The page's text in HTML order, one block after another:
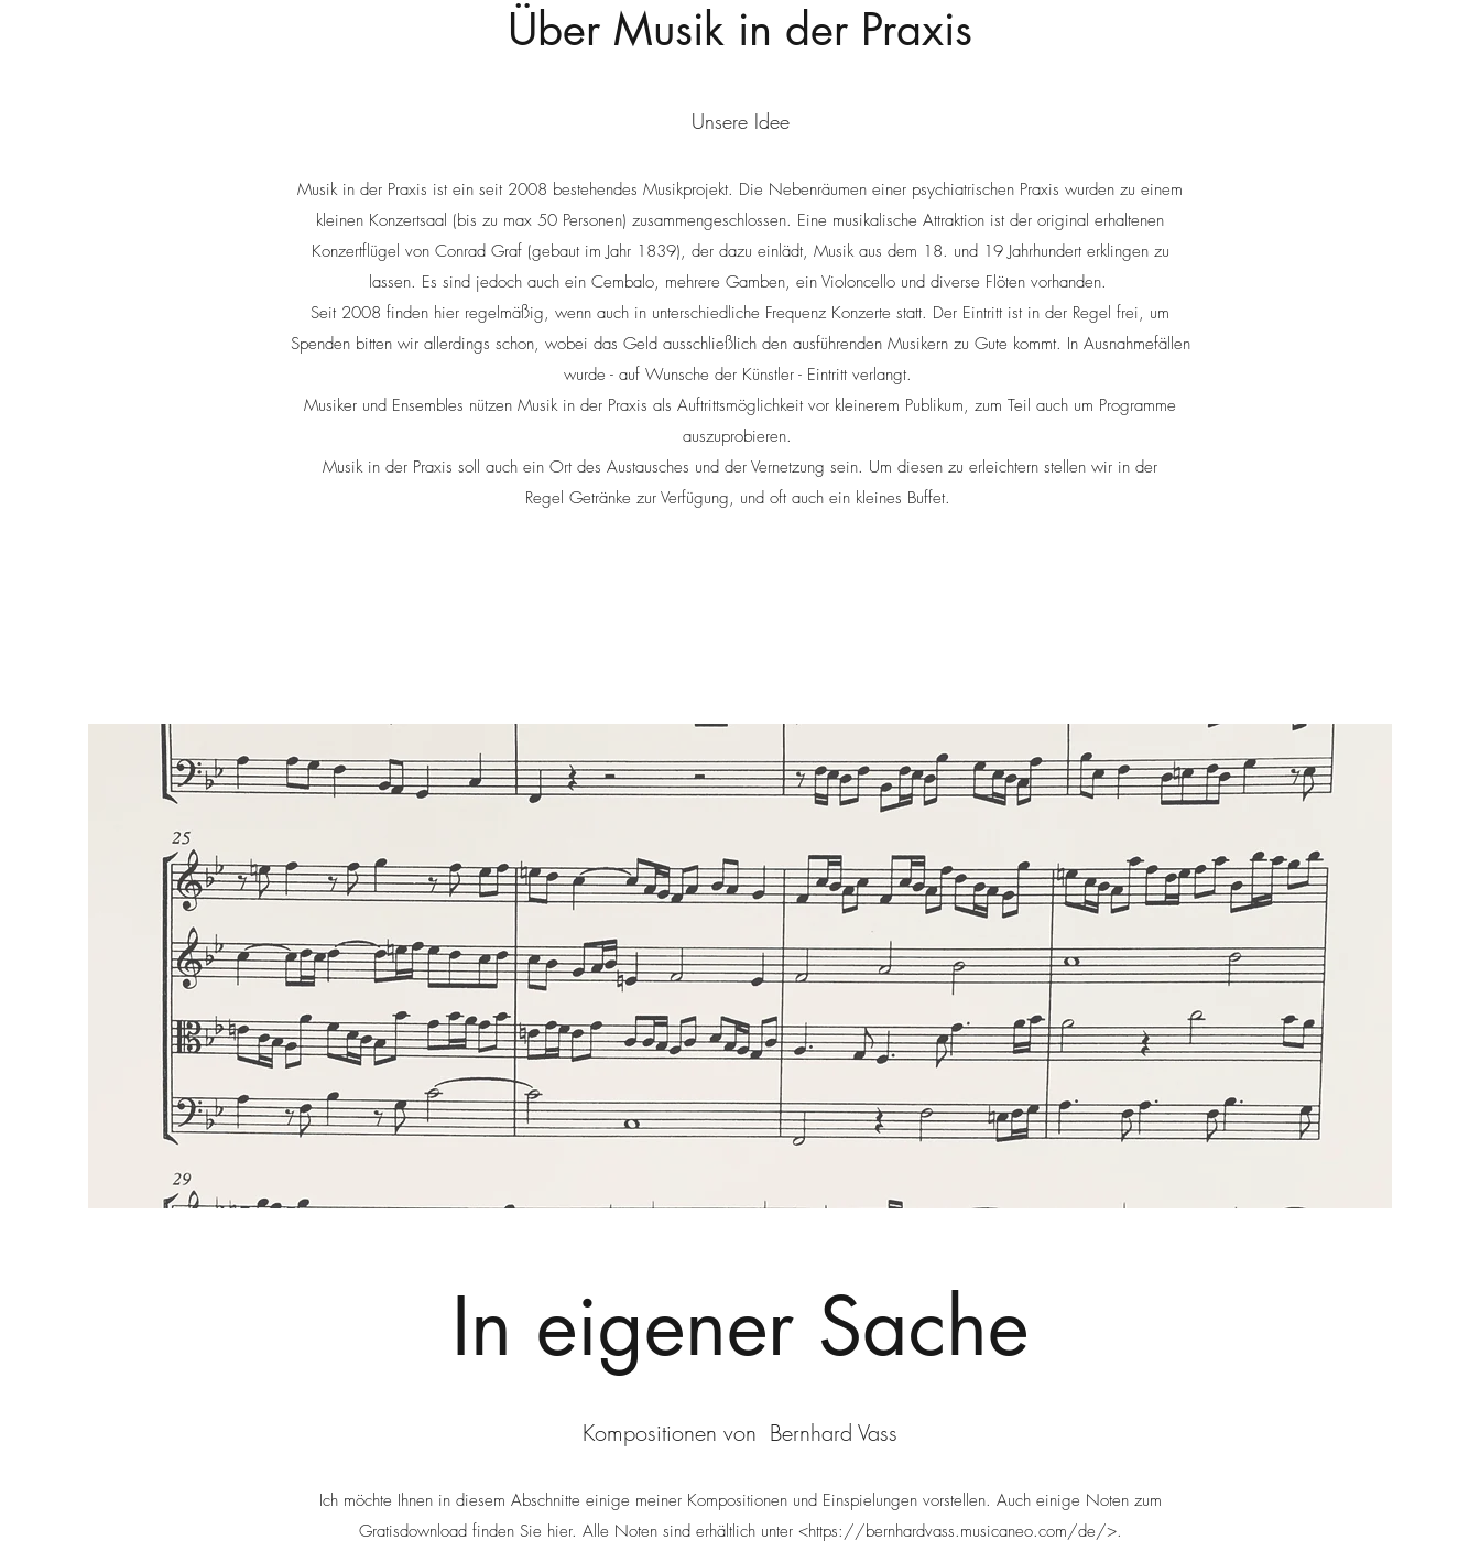
Über Musik in der Praxis
Unsere Idee
Musik in der Praxis ist ein seit 2008 bestehendes Musikprojekt. Die Nebenräumen einer psychiatrischen Praxis wurden zu einem
kleinen Konzertsaal (bis zu max 50 Personen) zusammengeschlossen. Eine musikalische Attraktion ist der original erhaltenen
Konzertflügel von Conrad Graf (gebaut im Jahr 1839), der dazu einlädt, Musik aus dem 18. und 19 Jahrhundert erklingen zu
lassen. Es sind jedoch auch ein Cembalo, mehrere Gamben, ein Violoncello und diverse Flöten vorhanden.
Seit 2008 finden hier regelmäßig, wenn auch in unterschiedliche Frequenz Konzerte statt. Der Eintritt ist in der Regel frei, um
Spenden bitten wir allerdings schon, wobei das Geld ausschließlich den ausführenden Musikern zu Gute kommt. In Ausnahmefällen
wurde - auf Wunsche der Künstler - Eintritt verlangt.
Musiker und Ensembles nützen Musik in der Praxis als Auftrittsmöglichkeit vor kleinerem Publikum, zum Teil auch um Programme
auszuprobieren.
Musik in der Praxis soll auch ein Ort des Austausches und der Vernetzung sein. Um diesen zu erleichtern stellen wir in der
Regel Getränke zur Verfügung, und oft auch ein kleines Buffet.
In eigener Sache
Kompositionen von Bernhard Vass
Ich möchte Ihnen in diesem Abschnitte einige meiner Kompositionen und Einspielungen vorstellen. Auch einige Noten zum
Gratisdownload finden Sie hier. Alle Noten sind erhältlich unter <https://bernhardvass.musicaneo.com/de/>.